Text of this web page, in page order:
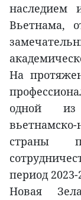
наследием
Вьетнама,
На
одной из
страны
период 2023-
Новая